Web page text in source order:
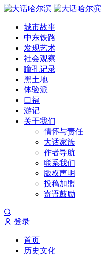
城市故事
中东铁路
发现艺术
社会观察
瞳孔记录
黑土地
体验派
口福
游记
关于我们
情怀与责任
大话家族
作者导航
联系我们
版权声明
投稿加盟
寄语鼓励
登录
首页
历史文化